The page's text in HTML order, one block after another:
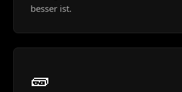
besser ist.
🧱